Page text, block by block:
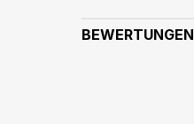
BEWERTUNGEN